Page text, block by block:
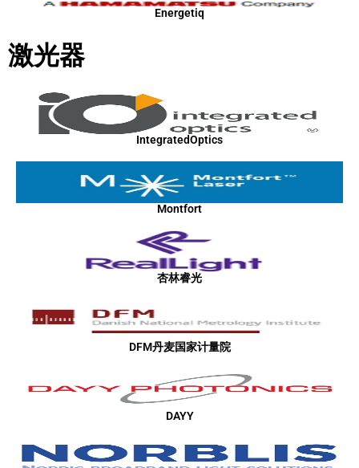
Energetiq
激光器
IntegratedOptics
Montfort
杏林睿光
DFM丹麦国家计量院
DAYY